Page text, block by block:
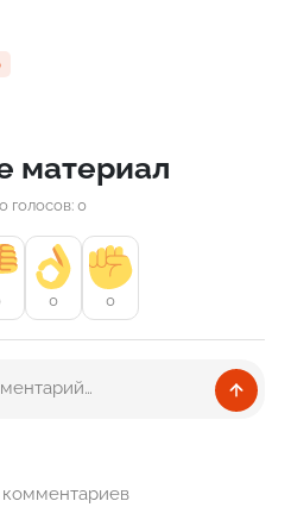
материал
голосов: 0
0 0